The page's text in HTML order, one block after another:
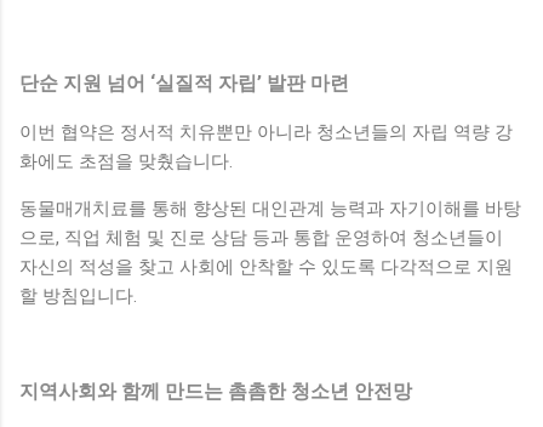
단순 지원 넘어 ‘실질적 자립’ 발판 마련
이번 협약은 정서적 치유뿐만 아니라 청소년들의 자립 역량 강
화에도 초점을 맞췄습니다.
동물매개치료를 통해 향상된 대인관계 능력과 자기이해를 바탕
으로, 직업 체험 및 진로 상담 등과 통합 운영하여 청소년들이
자신의 적성을 찾고 사회에 안착할 수 있도록 다각적으로 지원
할 방침입니다.
지역사회와 함께 만드는 촘촘한 청소년 안전망